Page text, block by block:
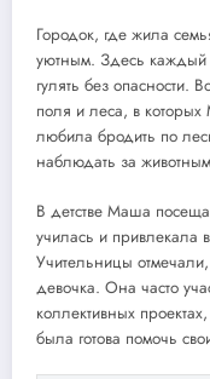
Городок, где жила
уютным. Здесь каждый
гулять без опасности.
поля и леса, в
любила бродить по
наблюдать за
В детстве Маша
училась и привлекала
Учительницы
девочка. Она часто
коллективных
была готова помочь